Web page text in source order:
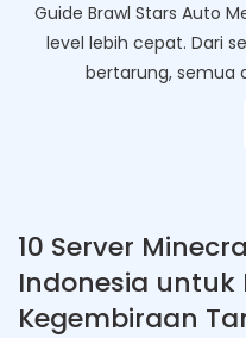
Guide Brawl Stars Auto
level lebih cepat. Dari
bertarung, semua
10 Server
Indonesia untuk
Kegembiraan